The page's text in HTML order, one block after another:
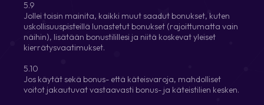
5.9
Jollei toisin mainita, kaikki muut saadut bonukset, kuten
uskollisuuspisteillä lunastetut bonukset (rajoittumatta vain
näihin), lisätään bonustilillesi ja niitä koskevat yleiset
kierrätysvaatimukset.
5.10
Jos käytät sekä bonus- että käteisvaroja, mahdolliset
voitot jakautuvat vastaavasti bonus- ja käteistilien kesken.